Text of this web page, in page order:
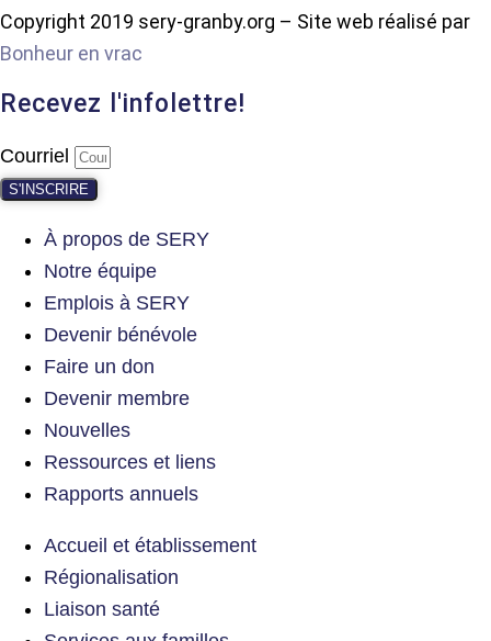
Copyright 2019 sery-granby.org – Site web réalisé par
Bonheur en vrac
Recevez l'infolettre!
Courriel
S'INSCRIRE
À propos de SERY
Notre équipe
Emplois à SERY
Devenir bénévole
Faire un don
Devenir membre
Nouvelles
Ressources et liens
Rapports annuels
Accueil et établissement
Régionalisation
Liaison santé